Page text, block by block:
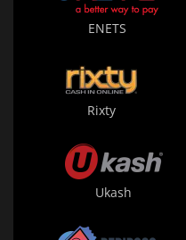
ENETS
Rixty
Ukash